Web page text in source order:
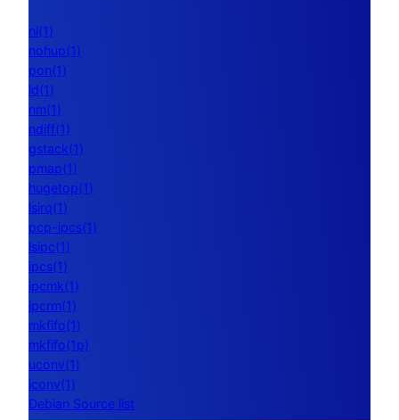
nl(1)
nohup(1)
pon(1)
ld(1)
nm(1)
ndiff(1)
gstack(1)
pmap(1)
hugetop(1)
lsirq(1)
pcp-ipcs(1)
lsipc(1)
ipcs(1)
ipcmk(1)
ipcrm(1)
mkfifo(1)
mkfifo(1p)
uconv(1)
iconv(1)
Debian Source list